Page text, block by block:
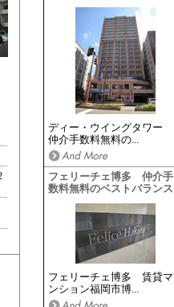
ディー・ウイングタワー
仲介手数料無料の...
フェリーチェ博多 仲介手
数料無料のベストバランス
フェリーチェ博多 賃貸マ
ンション福岡市博...